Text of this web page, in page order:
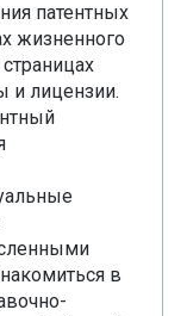
патентных
жизненного
и лицензии.
в